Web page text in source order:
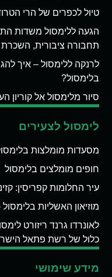
טיול לכפרים של הרי
הגעה ללימסול משדות
תחבורה ציבורית,
לרנקה ללימסול – איך
בלימסול?
סיור מלימסול אל קוריון
לימסול לצעירים
מסעדות מומלצות
חופים מומלצים בלימסול
עיר החלומות קפריסין:
מוזיאון האשליות
כלול של רשת פתאל
מידע שימושי